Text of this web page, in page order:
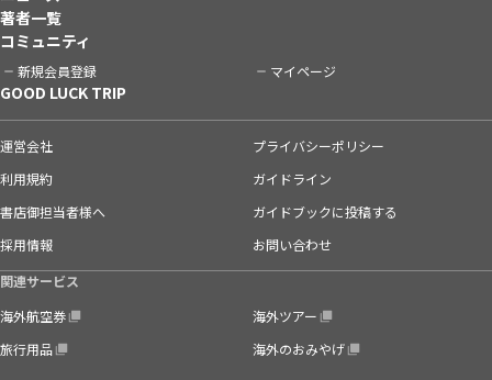
著者一覧
コミュニティ
新規会員登録 マイページ
GOOD LUCK TRIP
運営会社
プライバシーポリシー
利用規約
ガイドライン
書店御担当者様へ
ガイドブックに投稿する
採用情報
お問い合わせ
関連サービス
海外航空券
海外ツアー
旅行用品
海外のおみやげ